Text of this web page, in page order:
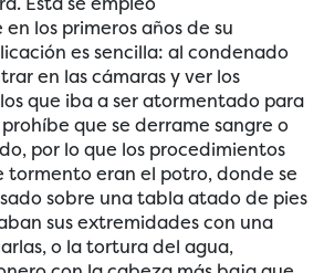
los primeros años de su
es sencilla: al condenado
en las cámaras y ver los
que iba a ser atormentado para
que se derrame sangre o
por lo que los procedimientos
tormento eran el potro, donde se
sobre una tabla atado de pies
sus extremidades con una
o la tortura del agua,